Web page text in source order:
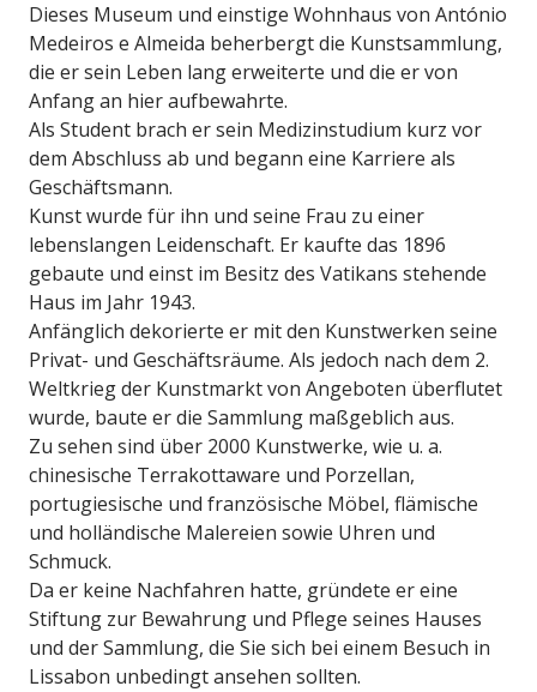
Dieses Museum und einstige Wohnhaus von António
Medeiros e Almeida beherbergt die Kunstsammlung,
die er sein Leben lang erweiterte und die er von
Anfang an hier aufbewahrte.
Als Student brach er sein Medizinstudium kurz vor
dem Abschluss ab und begann eine Karriere als
Geschäftsmann.
Kunst wurde für ihn und seine Frau zu einer
lebenslangen Leidenschaft. Er kaufte das 1896
gebaute und einst im Besitz des Vatikans stehende
Haus im Jahr 1943.
Anfänglich dekorierte er mit den Kunstwerken seine
Privat- und Geschäftsräume. Als jedoch nach dem 2.
Weltkrieg der Kunstmarkt von Angeboten überflutet
wurde, baute er die Sammlung maßgeblich aus.
Zu sehen sind über 2000 Kunstwerke, wie u. a.
chinesische Terrakottaware und Porzellan,
portugiesische und französische Möbel, flämische
und holländische Malereien sowie Uhren und
Schmuck.
Da er keine Nachfahren hatte, gründete er eine
Stiftung zur Bewahrung und Pflege seines Hauses
und der Sammlung, die Sie sich bei einem Besuch in
Lissabon unbedingt ansehen sollten.